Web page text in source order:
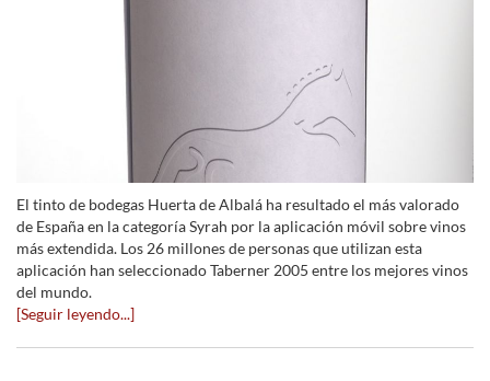
El tinto de bodegas Huerta de Albalá ha resultado el más valorado
de España en la categoría Syrah por la aplicación móvil sobre vinos
más extendida. Los 26 millones de personas que utilizan esta
aplicación han seleccionado Taberner 2005 entre los mejores vinos
del mundo.
[Seguir leyendo...]